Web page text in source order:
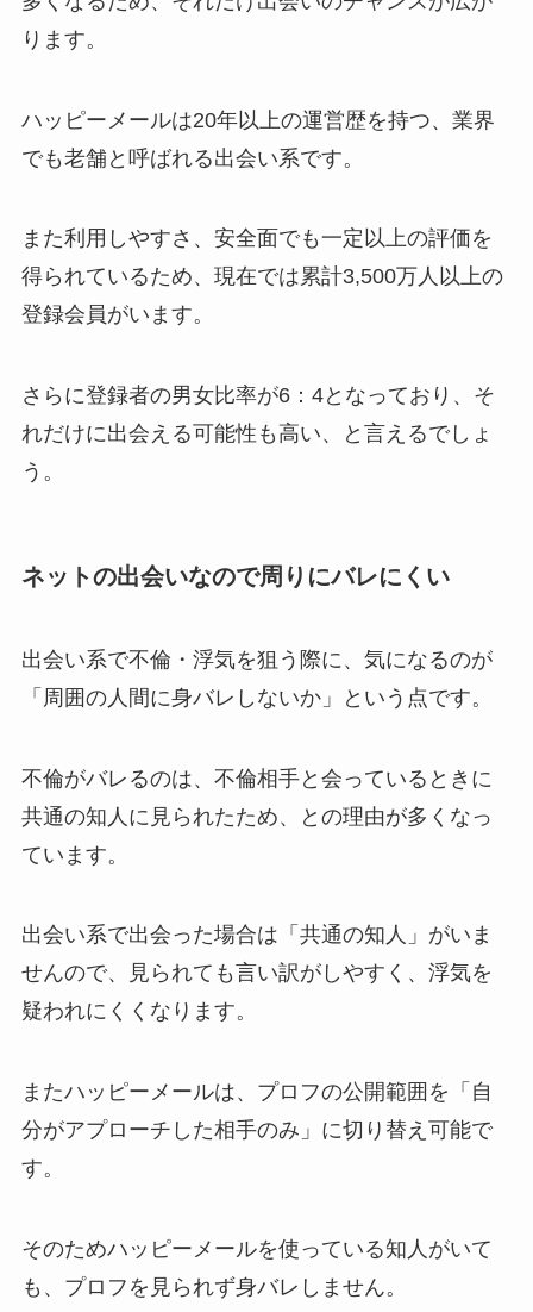
ります。
ハッピーメールは20年以上の運営歴を持つ、業界
でも老舗と呼ばれる出会い系です。
また利用しやすさ、安全面でも一定以上の評価を
得られているため、現在では累計3,500万人以上の
登録会員がいます。
さらに登録者の男女比率が6：4となっており、そ
れだけに出会える可能性も高い、と言えるでしょ
う。
ネットの出会いなので周りにバレにくい
出会い系で不倫・浮気を狙う際に、気になるのが
「周囲の人間に身バレしないか」という点です。
不倫がバレるのは、不倫相手と会っているときに
共通の知人に見られたため、との理由が多くなっ
ています。
出会い系で出会った場合は「共通の知人」がいま
せんので、見られても言い訳がしやすく、浮気を
疑われにくくなります。
またハッピーメールは、プロフの公開範囲を「自
分がアプローチした相手のみ」に切り替え可能で
す。
そのためハッピーメールを使っている知人がいて
も、プロフを見られず身バレしません。